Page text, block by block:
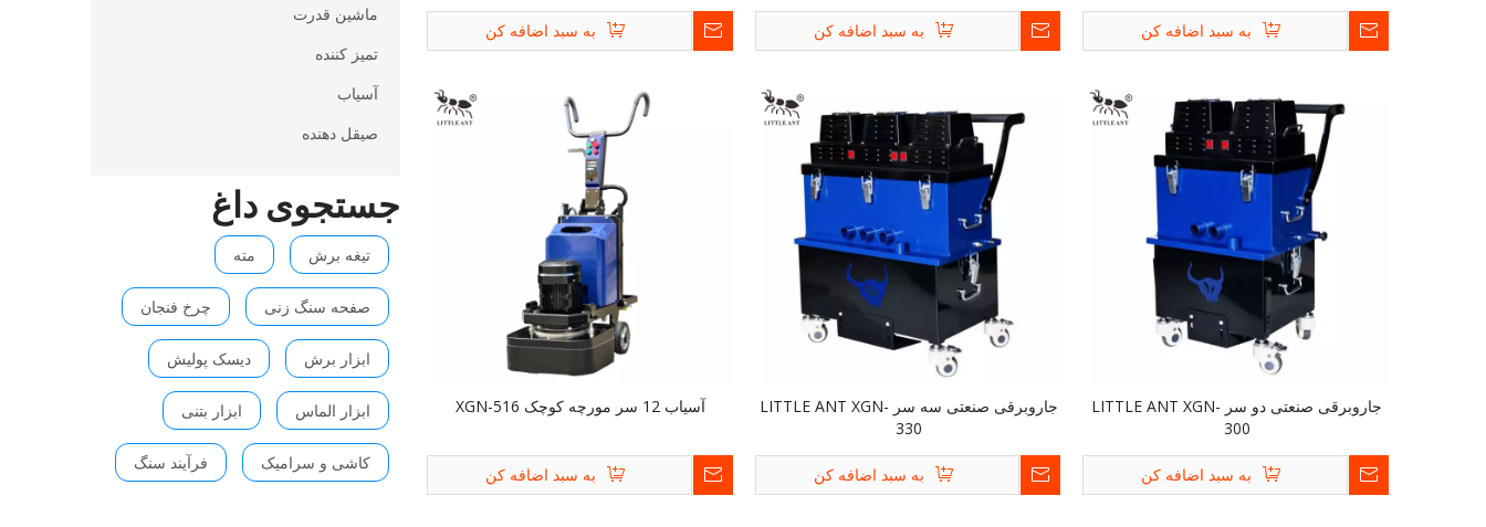
ماشین قدرت
تمیز کننده
آسیاب
صیقل دهنده
جستجوی داغ
تیغه برش مته
صفحه سنگ زنی چرخ فنجان
ابزار برش دیسک پولیش
ابزار الماس ابزار بتنی
کاشی و سرامیک فرآیند سنگ
به سبد اضافه کن به سبد اضافه کن به سبد اضافه کن
جاروبرقی صنعتی دو سر LITTLE ANT XGN-
300
به سبد اضافه کن
جاروبرقی صنعتی سه سر LITTLE ANT XGN-
330
به سبد اضافه کن
آسیاب 12 سر مورچه کوچک XGN-516
به سبد اضافه کن